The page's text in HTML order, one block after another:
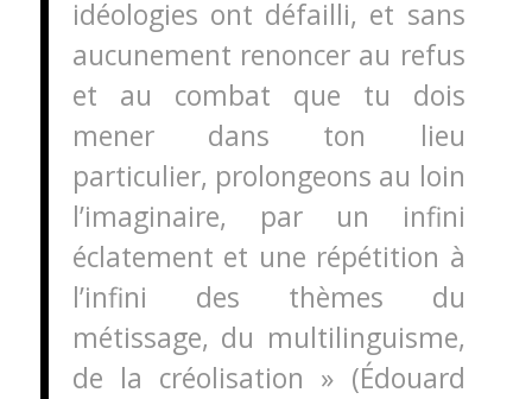
idéologies ont défailli, et sans
aucunement renoncer au refus
et au combat que tu dois
mener dans ton lieu
particulier, prolongeons au loin
l’imaginaire, par un infini
éclatement et une répétition à
l’infini des thèmes du
métissage, du multilinguisme,
de la créolisation » (Édouard